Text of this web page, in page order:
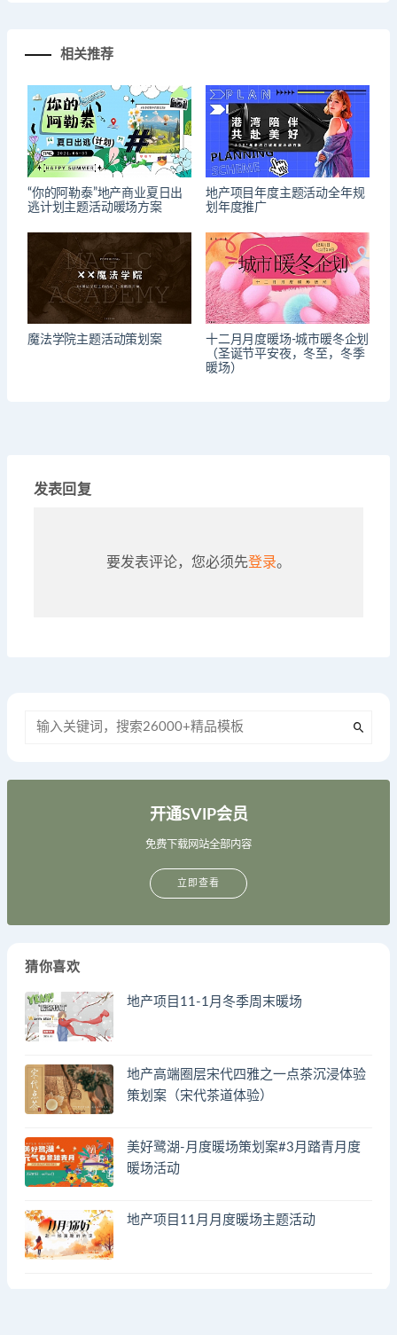
相关推荐
“你的阿勒泰”地产商业夏日出
逃计划主题活动暖场方案
地产项目年度主题活动全年规
划年度推广
魔法学院主题活动策划案
十二月月度暖场-城市暖冬企划
（圣诞节平安夜，冬至，冬季
暖场）
发表回复
要发表评论，您必须先登录。
开通SVIP会员
免费下载网站全部内容
立即查看
猜你喜欢
地产项目11-1月冬季周末暖场
地产高端圈层宋代四雅之一点茶沉浸体验
策划案（宋代茶道体验）
美好鹭湖-月度暖场策划案#3月踏青月度
暖场活动
地产项目11月月度暖场主题活动